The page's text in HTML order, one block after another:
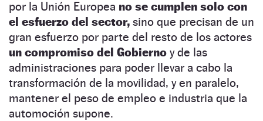
por la Unión Europea no se cumplen solo con
el esfuerzo del sector, sino que precisan de un
gran esfuerzo por parte del resto de los actores
un compromiso del Gobierno y de las
administraciones para poder llevar a cabo la
transformación de la movilidad, y en paralelo,
mantener el peso de empleo e industria que la
automoción supone.